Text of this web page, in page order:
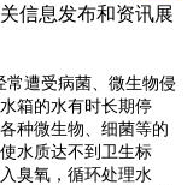
信息发布和资讯展
常遭受病菌、微生物侵
箱的水有时长期停
种微生物、细菌等的
水质达不到卫生标
臭氧，循环处理水